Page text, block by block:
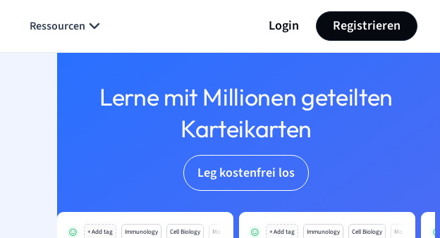
Ressourcen Login Registrieren
Lerne mit Millionen geteilten
Karteikarten
Leg kostenfrei los
+ Add tag Immunology Cell Biology Mo + Add tag Immunology Cell Biology Mo